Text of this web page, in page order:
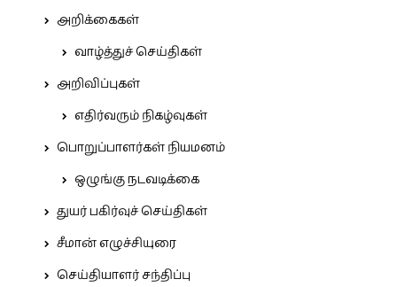
அறிக்கைகள்
வாழ்த்துச் செய்திகள்
அறிவிப்புகள்
எதிர்வரும் நிகழ்வுகள்
பொறுப்பாளர்கள் நியமனம்
ஒழுங்கு நடவடிக்கை
துயர் பகிர்வுச் செய்திகள்
சீமான் எழுச்சியுரை
செய்தியாளர் சந்திப்பு